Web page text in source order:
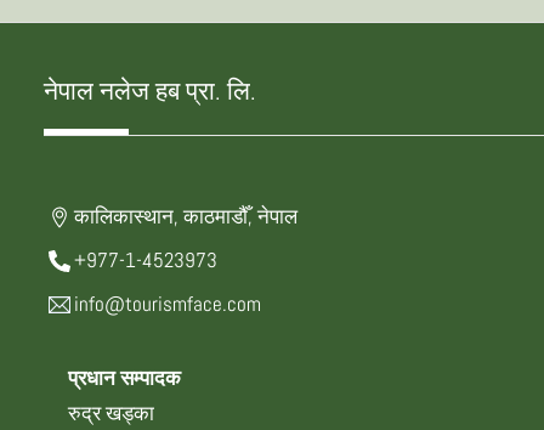
नेपाल नलेज हब प्रा. लि.
कालिकास्थान, काठमाडौँ, नेपाल
+977-1-4523973
info@tourismface.com
प्रधान सम्पादक
रुद्र खड्का